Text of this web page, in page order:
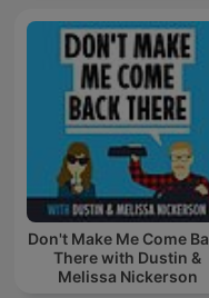
Don't Make Me Come
There with Dustin &
Melissa Nickerson